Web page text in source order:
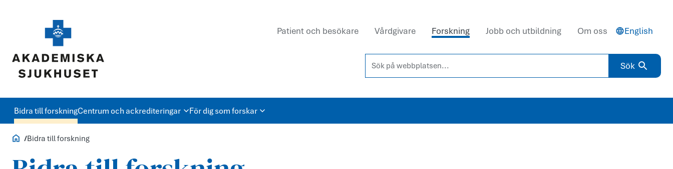
Patient och besökare Vårdgivare Forskning Jobb och utbildning Om oss English
Sök på webbplatsen...
Sök
Bidra till forskningCentrum och ackrediteringar För dig som forskar
Forskning
Bidra till forskning